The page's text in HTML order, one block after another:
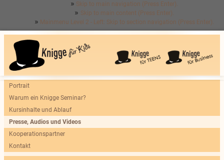
Skip to main navigation (Press Enter).
Skip to main content (Press Enter).
Mainmenu Level 2 - Left: Skip to section navigation (Press Enter).
Portrait
Warum ein Knigge Seminar?
Kursinhalte und Ablauf
Presse, Audios und Videos
Kooperationspartner
Kontakt